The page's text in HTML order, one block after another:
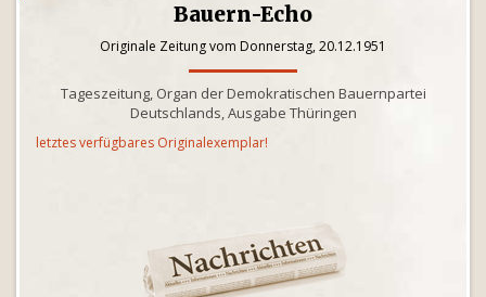
Bauern-Echo
Originale Zeitung vom Donnerstag, 20.12.1951
Tageszeitung, Organ der Demokratischen Bauernpartei
Deutschlands, Ausgabe Thüringen
letztes verfügbares Originalexemplar!